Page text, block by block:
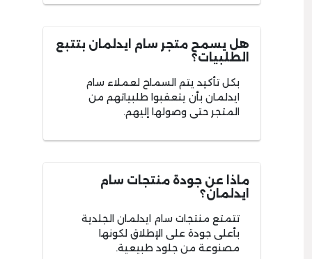
هل يسمح متجر سام ايدلمان بتتبع
الطلبيات؟
بكل تأكيد يتم السماح لعملاء سام
ايدلمان بأن يتعقبوا طلبياتهم من
المتجر حتى وصولها إليهم.
ماذا عن جودة منتجات سام
ايدلمان؟
تتمتع منتجات سام ايدلمان الجلدية
بأعلى جودة على الإطلاق لكونها
مصنوعة من جلود طبيعية.